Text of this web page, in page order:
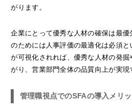
がります。
企業にとって優秀な人材の確保は最
のためには人事評価の最適化は必須と
が可視化されれば、優秀な人材の発
がり、営業部門全体の品質向上が実現
管理職視点でのSFAの導入メリッ